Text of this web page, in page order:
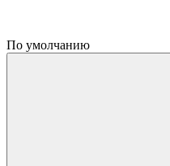
По умолчанию